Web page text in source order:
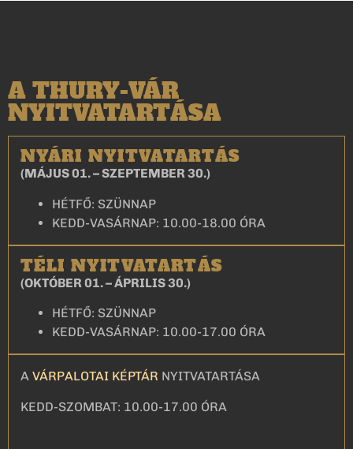
A THURY-VÁR
NYITVATARTÁSA
NYÁRI NYITVATARTÁS
(MÁJUS 01. – SZEPTEMBER 30.)
HÉTFŐ: SZÜNNAP
KEDD-VASÁRNAP: 10.00-18.00 ÓRA
TÉLI NYITVATARTÁS
(OKTÓBER 01. – ÁPRILIS 30.)
HÉTFŐ: SZÜNNAP
KEDD-VASÁRNAP: 10.00-17.00 ÓRA
A VÁRPALOTAI KÉPTÁR NYITVATARTÁSA
KEDD-SZOMBAT: 10.00-17.00 ÓRA